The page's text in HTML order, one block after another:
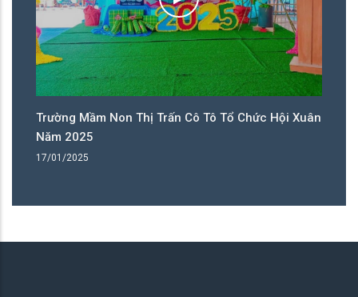
Trường Mầm Non Thị Trấn Cô Tô Tổ Chức Hội Xuân
Năm 2025
17/01/2025